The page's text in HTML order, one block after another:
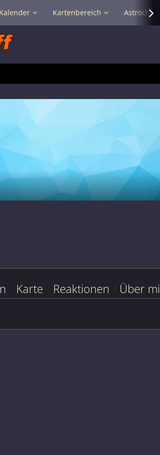
Kalender Kartenbereich Astrochat
Karte Reaktionen Über